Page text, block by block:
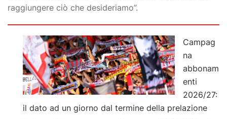
raggiungere ciò che desideriamo”.
Campag
na
abbonam
enti
2026/27:
il dato ad un giorno dal termine della prelazione